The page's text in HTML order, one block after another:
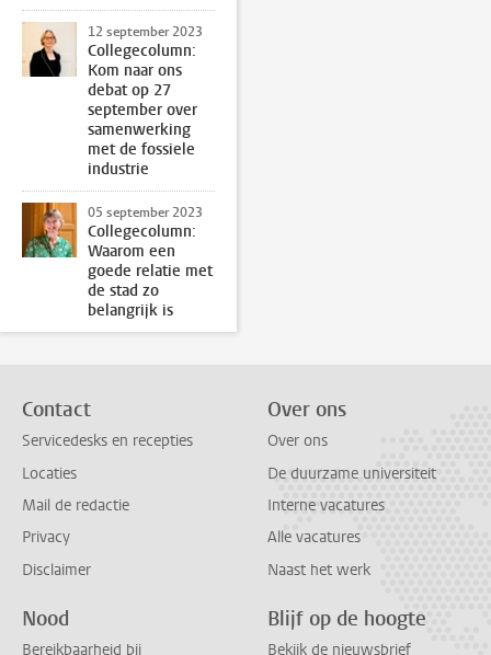
12 september 2023
Collegecolumn:
Kom naar ons
debat op 27
september over
samenwerking
met de fossiele
industrie
05 september 2023
Collegecolumn:
Waarom een
goede relatie met
de stad zo
belangrijk is
Contact
Servicedesks en recepties
Locaties
Mail de redactie
Privacy
Disclaimer
Over ons
Over ons
De duurzame universiteit
Interne vacatures
Alle vacatures
Naast het werk
Nood
Bereikbaarheid bij
Blijf op de hoogte
Bekijk de nieuwsbrief